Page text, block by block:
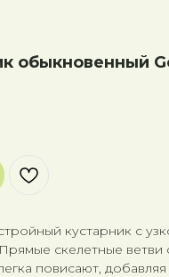
обыкновенный
кустарник с
скелетные
повисают,